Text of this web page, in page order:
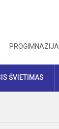
PROGIMNAZIJA
ŠVIETIMAS